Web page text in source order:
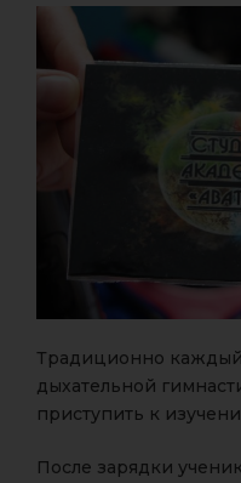
Традиционно
дыхательной
приступить к
После зарядки